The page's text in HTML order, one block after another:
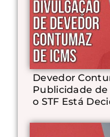
Devedor
Publicidade de
o STF Está